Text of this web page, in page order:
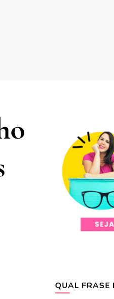
QUAL FRASE